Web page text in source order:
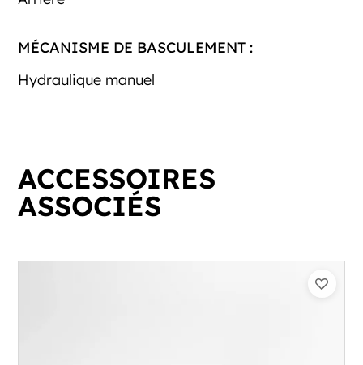
MÉCANISME DE BASCULEMENT :
Hydraulique manuel
ACCESSOIRES
ASSOCIÉS